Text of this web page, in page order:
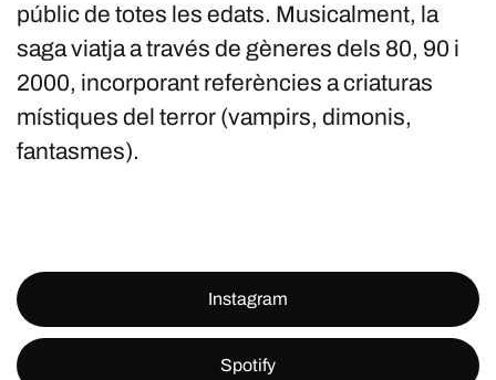
públic de totes les edats. Musicalment, la
saga viatja a través de gèneres dels 80, 90 i
2000, incorporant referències a criaturas
místiques del terror (vampirs, dimonis,
fantasmes).
Instagram
Spotify